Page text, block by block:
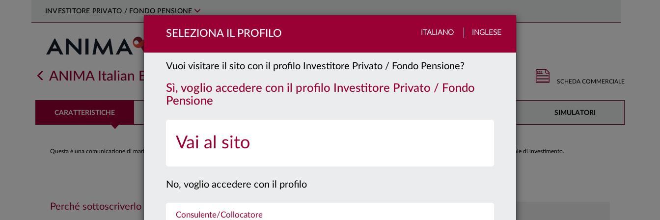
SELEZIONA IL PROFILO ITALIANO INGLESE
Vuoi visitare il sito con il profilo Investitore Privato / Fondo Pensione?
Sì, voglio accedere con il profilo Investitore Privato / Fondo
Pensione
Vai al sito
No, voglio accedere con il profilo
Consulente/Collocatore
INVESTITORE PRIVATO / FONDO PENSIONE
ANIMA Italian Bond SCHEDA COMMERCIALE
CARATTERISTICHE SIMULATORI
Questa è una comunicazione di marketing. Si prega di consultare il prospetto e il documento contenente le informazioni chiave per gli investitori prima di prendere una decisione finale di investimento.
Caratteristiche
Perché sottoscriverlo